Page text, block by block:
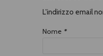
L'indirizzo email
Nome *